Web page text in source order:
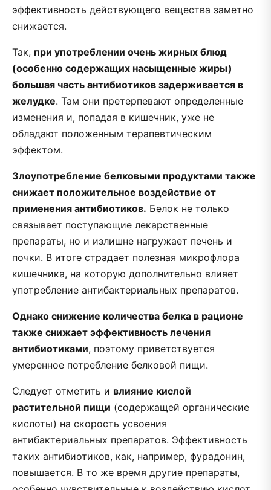
эффективность действующего вещества заметно
снижается.
Так, при употреблении очень жирных блюд
(особенно содержащих насыщенные жиры)
большая часть антибиотиков задерживается в
желудке. Там они претерпевают определенные
изменения и, попадая в кишечник, уже не
обладают положенным терапевтическим
эффектом.
Злоупотребление белковыми продуктами также
снижает положительное воздействие от
применения антибиотиков. Белок не только
связывает поступающие лекарственные
препараты, но и излишне нагружает печень и
почки. В итоге страдает полезная микрофлора
кишечника, на которую дополнительно влияет
употребление антибактериальных препаратов.
Однако снижение количества белка в рационе
также снижает эффективность лечения
антибиотиками, поэтому приветствуется
умеренное потребление белковой пищи.
Следует отметить и влияние кислой
растительной пищи (содержащей органические
кислоты) на скорость усвоения
антибактериальных препаратов. Эффективность
таких антибиотиков, как, например, фурадонин,
повышается. В то же время другие препараты,